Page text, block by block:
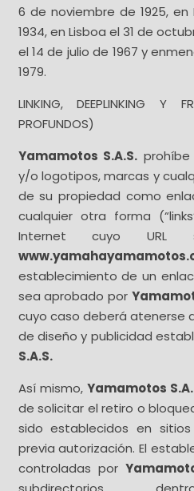
6 de noviembre de 1925,
1934, en Lisboa el 31 de
el 14 de julio de 1967 y
1979.
LINKING, DEEPLINKING Y
PROFUNDOS)
Yamamotos S.A.S.
y/o logotipos, marcas y
de su propiedad como
cualquier otra forma
Internet cuyo URL
establecimiento de un
sea aprobado por
cuyo caso deberá atenerse
de diseño y publicidad
S.A.S.
Así mismo, Yamamotos
de solicitar el retiro o
sido establecidos en
previa autorización. El
controladas por